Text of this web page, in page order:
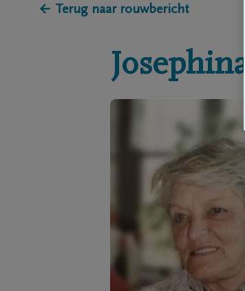
← Terug naar rouwbericht
Josephina